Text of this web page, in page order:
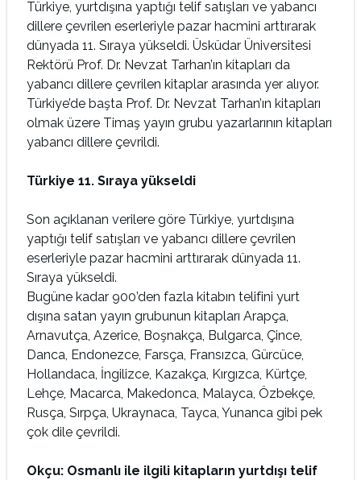
Türkiye, yurtdışına yaptığı telif satışları ve yabancı
dillere çevrilen eserleriyle pazar hacmini arttırarak
dünyada 11. Sıraya yükseldi. Üsküdar Üniversitesi
Rektörü Prof. Dr. Nevzat Tarhan’ın kitapları da
yabancı dillere çevrilen kitaplar arasında yer alıyor.
Türkiye’de başta Prof. Dr. Nevzat Tarhan’ın kitapları
olmak üzere Timaş yayın grubu yazarlarının kitapları
yabancı dillere çevrildi.
Türkiye 11. Sıraya yükseldi
Son açıklanan verilere göre Türkiye, yurtdışına
yaptığı telif satışları ve yabancı dillere çevrilen
eserleriyle pazar hacmini arttırarak dünyada 11.
Sıraya yükseldi.
Bugüne kadar 900’den fazla kitabın telifini yurt
dışına satan yayın grubunun kitapları Arapça,
Arnavutça, Azerice, Boşnakça, Bulgarca, Çince,
Danca, Endonezce, Farsça, Fransızca, Gürcüce,
Hollandaca, İngilizce, Kazakça, Kırgızca, Kürtçe,
Lehçe, Macarca, Makedonca, Malayca, Özbekçe,
Rusça, Sırpça, Ukraynaca, Tayca, Yunanca gibi pek
çok dile çevrildi.
Okçu: Osmanlı ile ilgili kitapların yurtdışı telif